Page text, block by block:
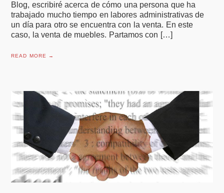
Blog, escribiré acerca de cómo una persona que ha
trabajado mucho tiempo en labores administrativas de
un día para otro se encuentra con la venta. En este
caso, la venta de muebles. Partamos con […]
READ MORE →